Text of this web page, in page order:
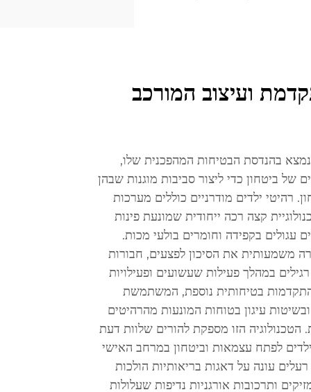
ועיצוב המורכב
נמצא בהנדסת הבטיחות המהפכנית שלו,
ביטחון כדי ליצור סביבות מוגנות שבהן
רהיטי ילדים מודרניים כוללים מערכות
קצה רכה ייחודית שמונעת פינות
עגולים בקפידה וחומרים בולעי מכות.
משמעותית את הסיכון לפצעים, חבורות
במהלך פעילות שעשועים ופעילויות
התקדמות בטיחותית נוספת, המשתמשת
עיגון בטוחות המונעות מהרהיטים
הטכנולוגיה הזו מספקת להורים שלוות דעת
לפתח עצמאות וביטחון במרחב האישי
עונה על דאגות בריאותיות הולכות
ותרכובות אורגניות נדיפות שעלולות